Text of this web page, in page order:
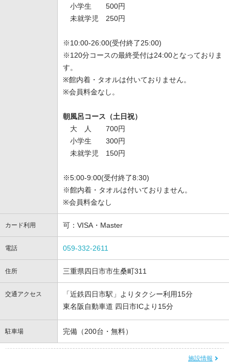
小学生 500円
未就学児 250円
※10:00-26:00(受付終了25:00)
※120分コースの最終受付は24:00となっておりま
す。
※館内着・タオルは付いておりません。
※会員料金なし。
朝風呂コース（土日祝）
大 人 700円
小学生 300円
未就学児 150円
※5:00-9:00(受付終了8:30)
※館内着・タオルは付いておりません。
※会員料金なし
カード利用 可：VISA・Master
電話 059-332-2611
住所 三重県四日市市生桑町311
交通アクセス
「近鉄四日市駅」よりタクシー利用15分
東名阪自動車道 四日市ICより15分
駐車場 完備（200台・無料）
施設情報